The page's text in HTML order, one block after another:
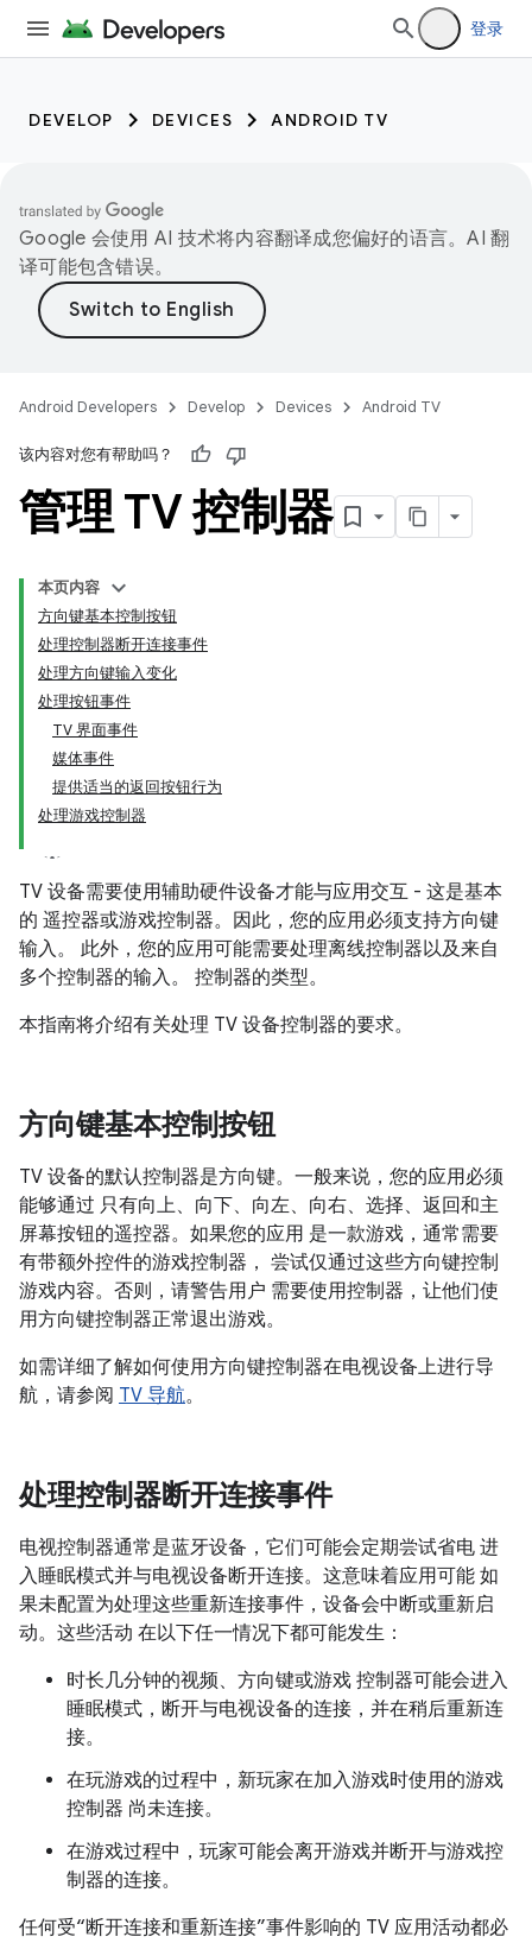
登录
DEVELOP DEVICES ANDROID TV
Google 会使用 AI 技术将内容翻译成您偏好的语言。AI 翻
译可能包含错误。
Android Developers Develop Devices Android TV
该内容对您有帮助吗？
管理 TV 控制器
本页内容
方向键基本控制按钮
处理控制器断开连接事件
处理方向键输入变化
处理按钮事件
TV 界面事件
媒体事件
提供适当的返回按钮行为
处理游戏控制器
TV 设备需要使用辅助硬件设备才能与应用交互 - 这是基本
的 遥控器或游戏控制器。因此，您的应用必须支持方向键
输入。 此外，您的应用可能需要处理离线控制器以及来自
多个控制器的输入。 控制器的类型。
本指南将介绍有关处理 TV 设备控制器的要求。
方向键基本控制按钮
TV 设备的默认控制器是方向键。一般来说，您的应用必须
能够通过 只有向上、向下、向左、向右、选择、返回和主
屏幕按钮的遥控器。如果您的应用 是一款游戏，通常需要
有带额外控件的游戏控制器， 尝试仅通过这些方向键控制
游戏内容。否则，请警告用户 需要使用控制器，让他们使
用方向键控制器正常退出游戏。
如需详细了解如何使用方向键控制器在电视设备上进行导
航，请参阅 TV 导航。
处理控制器断开连接事件
电视控制器通常是蓝牙设备，它们可能会定期尝试省电 进
入睡眠模式并与电视设备断开连接。这意味着应用可能 如
果未配置为处理这些重新连接事件，设备会中断或重新启
动。这些活动 在以下任一情况下都可能发生：
时长几分钟的视频、方向键或游戏 控制器可能会进入
睡眠模式，断开与电视设备的连接，并在稍后重新连
接。
在玩游戏的过程中，新玩家在加入游戏时使用的游戏
控制器 尚未连接。
在游戏过程中，玩家可能会离开游戏并断开与游戏控
制器的连接。
任何受“断开连接和重新连接”事件影响的 TV 应用活动都必